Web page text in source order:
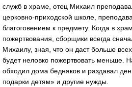
служб в храме, отец Михаил
церковно-приходской школе,
благоговением к предмету. Когда в
пожертвования, сборщики всегда
Михаилу, зная, что он даст больше
будет неловко пожертвовать меньше.
обходил дома бедняков и раздавал
подарки детям» и другие нужды.